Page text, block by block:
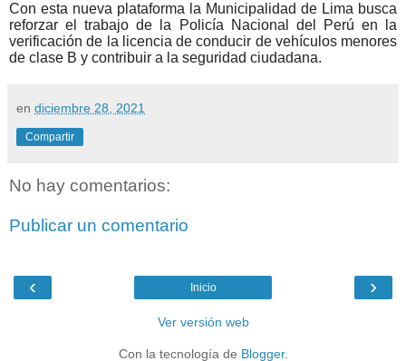
Con esta nueva plataforma la Municipalidad de Lima busca
reforzar el trabajo de la Policía Nacional del Perú en la
verificación de la licencia de conducir de vehículos menores
de clase B y contribuir a la seguridad ciudadana.
en diciembre 28, 2021
Compartir
No hay comentarios:
Publicar un comentario
‹ ›
Inicio
Ver versión web
Con la tecnología de Blogger.